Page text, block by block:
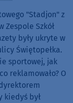
"Stadjon" z
Zespole Szkół
były ukryte w
Świętopełka.
sportowej, jak
reklamowało? O
kiedyś był